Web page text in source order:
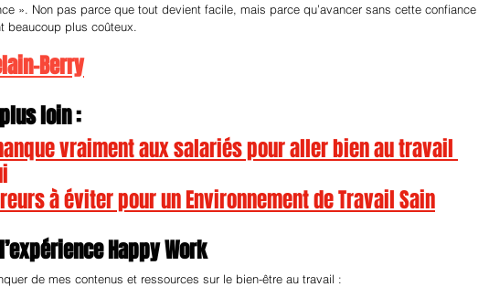
». Non pas parce que tout devient facile, mais parce qu’avancer sans cette confiance
beaucoup plus coûteux.
Berry
loin :
vraiment aux salariés pour aller bien au travail
à éviter pour un Environnement de Travail Sain
Happy Work
de mes contenus et ressources sur le bien-être au travail :